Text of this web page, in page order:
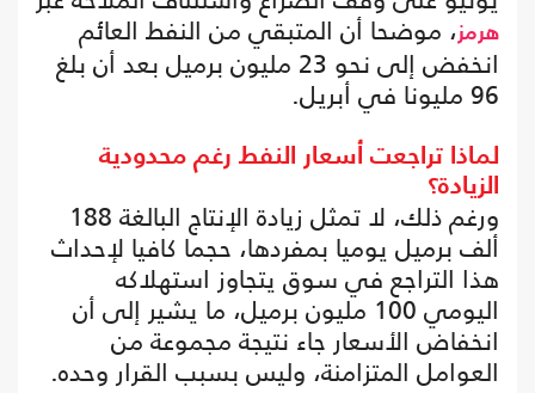
هرمز ، موضحا أن المتبقي من النفط العائم
انخفض إلى نحو 23 مليون برميل بعد أن بلغ
96 مليونا في أبريل.
لماذا تراجعت أسعار النفط رغم محدودية
الزيادة؟
ورغم ذلك، لا تمثل زيادة الإنتاج البالغة 188
ألف برميل يوميا بمفردها، حجما كافيا لإحداث
هذا التراجع في سوق يتجاوز استهلاكه
اليومي 100 مليون برميل، ما يشير إلى أن
انخفاض الأسعار جاء نتيجة مجموعة من
العوامل المتزامنة، وليس بسبب القرار وحده.